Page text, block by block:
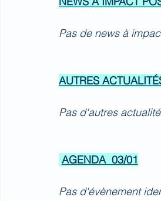
Pas de news à
AUTRES
Pas d'autres
AGENDA  03/01
Pas d'évènement